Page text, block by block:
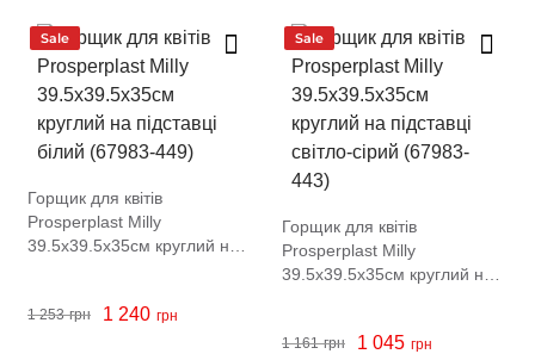
Sale
Горщик для квітів
Prosperplast Milly
39.5х39.5х35см круглий на
1 253 грн 1 240 грн
Sale
Горщик для квітів
Prosperplast Milly
39.5х39.5х35см круглий на
1 161 грн 1 045 грн